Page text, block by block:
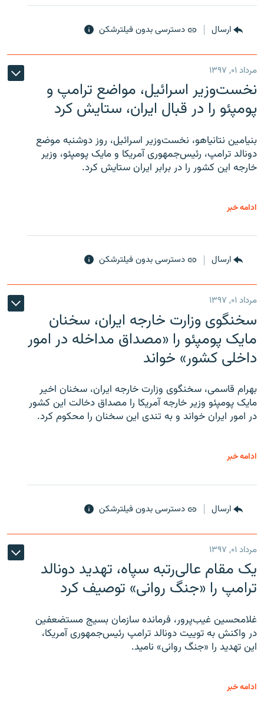
ارسال دسترسی بدون فیلترشکن
مرداد ۰۱, ۱۳۹۷
نخست‌وزیر اسرائیل، مواضع ترامپ و
پومپئو را در قبال ایران، ستایش کرد
بنیامین نتانیاهو، نخست‌وزیر اسرائیل، روز دوشنبه موضع
دونالد ترامپ، رئیس‌جمهوری آمریکا و مایک پومپئو، وزیر
خارجه این کشور را در برابر ایران ستایش کرد.
ادامه خبر
ارسال دسترسی بدون فیلترشکن
مرداد ۰۱, ۱۳۹۷
سخنگوی وزارت خارجه ایران، سخنان
مایک پومپئو را «مصداق مداخله در امور
داخلی کشور» خواند
بهرام قاسمی، سخنگوی وزارت خارجه ایران، سخنان اخیر
مایک پومپئو وزیر خارجه آمریکا را مصداق دخالت این کشور
در امور ایران خواند و به تندی این سخنان را محکوم کرد.
ادامه خبر
ارسال دسترسی بدون فیلترشکن
مرداد ۰۱, ۱۳۹۷
یک مقام عالی‌رتبه سپاه، تهدید دونالد
ترامپ را «جنگ روانی» توصیف کرد
غلامحسین غیب‌پرور، فرمانده سازمان بسیج مستضعفین
در واکنش به توییت دونالد ترامپ رئیس‌جمهوری آمریکا،
این تهدید را «جنگ روانی» نامید.
ادامه خبر